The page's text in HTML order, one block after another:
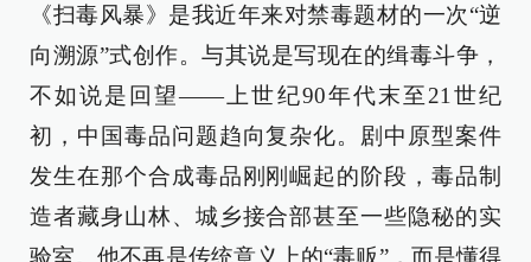
《扫毒风暴》是我近年来对禁毒题材的一次“逆
向溯源”式创作。与其说是写现在的缉毒斗争，
不如说是回望——上世纪90年代末至21世纪
初，中国毒品问题趋向复杂化。剧中原型案件
发生在那个合成毒品刚刚崛起的阶段，毒品制
造者藏身山林、城乡接合部甚至一些隐秘的实
验室。他不再是传统意义上的“毒贩”，而是懂得